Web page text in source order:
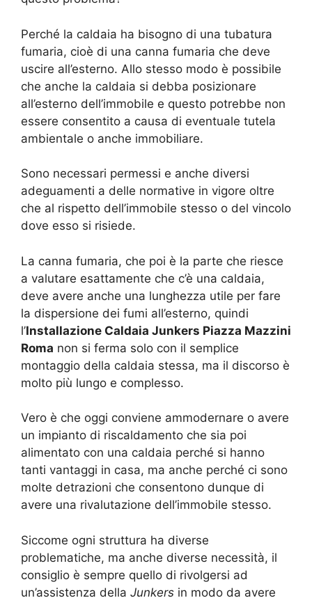
Perché la caldaia ha bisogno di una tubatura
fumaria, cioè di una canna fumaria che deve
uscire all’esterno. Allo stesso modo è possibile
che anche la caldaia si debba posizionare
all’esterno dell’immobile e questo potrebbe non
essere consentito a causa di eventuale tutela
ambientale o anche immobiliare.
Sono necessari permessi e anche diversi
adeguamenti a delle normative in vigore oltre
che al rispetto dell’immobile stesso o del vincolo
dove esso si risiede.
La canna fumaria, che poi è la parte che riesce
a valutare esattamente che c’è una caldaia,
deve avere anche una lunghezza utile per fare
la dispersione dei fumi all’esterno, quindi
l’Installazione Caldaia Junkers Piazza Mazzini
Roma non si ferma solo con il semplice
montaggio della caldaia stessa, ma il discorso è
molto più lungo e complesso.
Vero è che oggi conviene ammodernare o avere
un impianto di riscaldamento che sia poi
alimentato con una caldaia perché si hanno
tanti vantaggi in casa, ma anche perché ci sono
molte detrazioni che consentono dunque di
avere una rivalutazione dell’immobile stesso.
Siccome ogni struttura ha diverse
problematiche, ma anche diverse necessità, il
consiglio è sempre quello di rivolgersi ad
un’assistenza della Junkers in modo da avere